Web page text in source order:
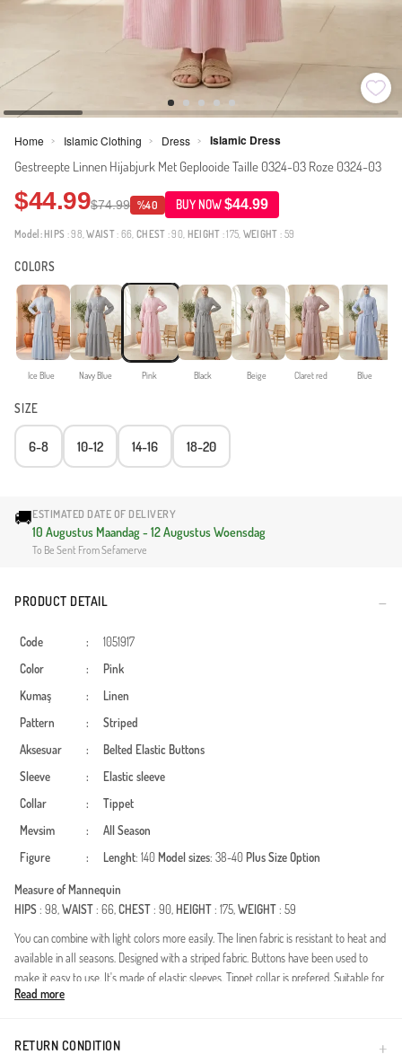
Home > Islamic Clothing > Dress > Islamic Dress
Gestreepte Linnen Hijabjurk Met Geplooide Taille 0324-03 Roze 0324-03
$44.99$74.99 %40 BUY NOW$44.99
Model: HIPS : 98,WAIST: 66,CHEST : 90, HEIGHT : 175, WEIGHT : 59
COLORS
Ice Blue Navy Blue Pink Black Beige Claret red Blue
SIZE
6-8 10-12 14-16 18-20
🚚ESTIMATED DATE OF DELIVERY
10 Augustus Maandag - 12 Augustus Woensdag
To Be Sent From Sefamerve
PRODUCT DETAIL
Code :
1051917
Color
:
Pink
Kumaş
:
Linen
Pattern
:
Striped
Aksesuar
: Belted Elastic Buttons
Sleeve
:
Elastic sleeve
Collar
:
Tippet
Mevsim
:
All Season
Figure
: Lenght: 140 Model sizes: 38-40 Plus Size Option
Measure of Mannequin
HIPS: 98,WAIST: 66,CHEST: 90, HEIGHT: 175,WEIGHT: 59
You can combine with light colors more easily. The linen fabric is resistant to heat and
available in all seasons. Designed with a striped fabric. Buttons have been used to
make it easy to use. It's made of elastic sleeves. Tippet collar is prefered. Suitable for
4 seasons. Plus size option available.
bescheiden mode samen met moderne accenten. Dankzij de ademende structuur van
de hoogwaardige linnen stof biedt het een frisse draagervaring gedurende alle vier de
Read more
RETURN CONDITION